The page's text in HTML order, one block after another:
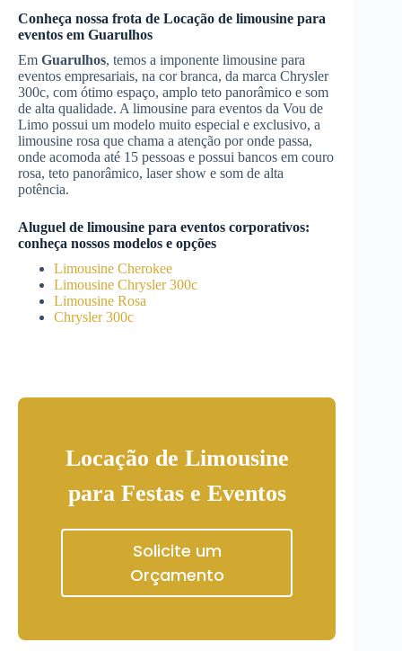
Conheça nossa frota de Locação de limousine para
eventos em Guarulhos
Em Guarulhos, temos a imponente limousine para
eventos empresariais, na cor branca, da marca Chrysler
300c, com ótimo espaço, amplo teto panorâmico e som
de alta qualidade. A limousine para eventos da Vou de
Limo possui um modelo muito especial e exclusivo, a
limousine rosa que chama a atenção por onde passa,
onde acomoda até 15 pessoas e possui bancos em couro
rosa, teto panorâmico, laser show e som de alta
potência.
Aluguel de limousine para eventos corporativos:
conheça nossos modelos e opções
Limousine Cherokee
Limousine Chrysler 300c
Limousine Rosa
Chrysler 300c
Locação de Limousine
para Festas e Eventos
Solicite um
Orçamento